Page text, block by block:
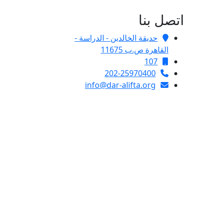
اتصل بنا
حديقة الخالدين - الدراسة -
القاهرة ص.ب 11675
107
202-25970400
info@dar-alifta.org